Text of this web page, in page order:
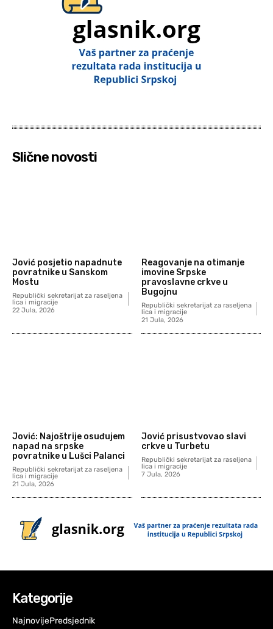
Slične novosti
Jović posjetio napadnute
povratnike u Sanskom
Mostu
Republički sekretarijat za raseljena
lica i migracije
22 Jula, 2026
Reagovanje na otimanje
imovine Srpske
pravoslavne crkve u
Bugojnu
Republički sekretarijat za raseljena
lica i migracije
21 Jula, 2026
Jović: Najoštrije osuđujem
napad na srpske
povratnike u Lušci Palanci
Republički sekretarijat za raseljena
lica i migracije
21 Jula, 2026
Jović prisustvovao slavi
crkve u Turbetu
Republički sekretarijat za raseljena
lica i migracije
7 Jula, 2026
Kategorije
NajnovijePredsjednik